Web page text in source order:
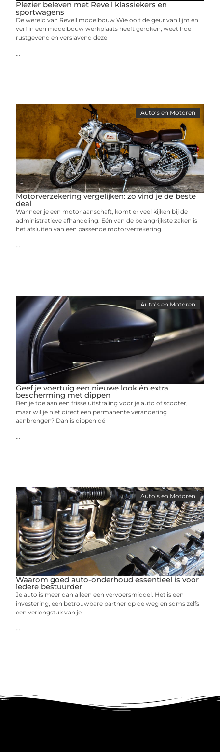
Plezier beleven met Revell klassiekers en
sportwagens
De wereld van Revell modelbouw Wie ooit de geur van lijm en
verf in een modelbouw werkplaats heeft geroken, weet hoe
rustgevend en verslavend deze
...
Auto’s en Motoren
Motorverzekering vergelijken: zo vind je de beste
deal
Wanneer je een motor aanschaft, komt er veel kijken bij de
administratieve afhandeling. Eén van de belangrijkste zaken is
het afsluiten van een passende motorverzekering.
...
Auto’s en Motoren
Geef je voertuig een nieuwe look én extra
bescherming met dippen
Ben je toe aan een frisse uitstraling voor je auto of scooter,
maar wil je niet direct een permanente verandering
aanbrengen? Dan is dippen dé
...
Auto’s en Motoren
Waarom goed auto-onderhoud essentieel is voor
iedere bestuurder
Je auto is meer dan alleen een vervoersmiddel. Het is een
investering, een betrouwbare partner op de weg en soms zelfs
een verlengstuk van je
...